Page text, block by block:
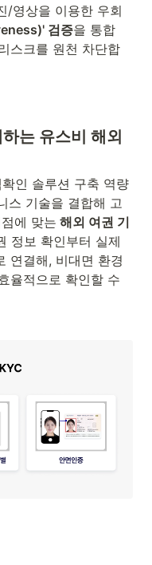
/영상을 이용한 우회
검증을 통합
스크를 원천 차단합
는 유스비 해외
인 솔루션 구축 역량
스 기술을 결합해 고
에 맞는 해외 여권 기
정보 확인부터 실제
연결해, 비대면 환경
율적으로 확인할 수